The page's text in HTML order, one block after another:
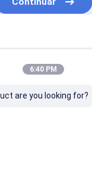
de los sólidos
hydráulica
la columna de sondeo
6:40 PM
are you looking for?